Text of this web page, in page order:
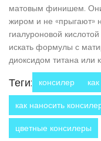
матовым финишем.
жиром и не «прыгают»
гиалуроновой
искать формулы с
диоксидом титана или
Теги: консилер
как наносить
цветные консилеры